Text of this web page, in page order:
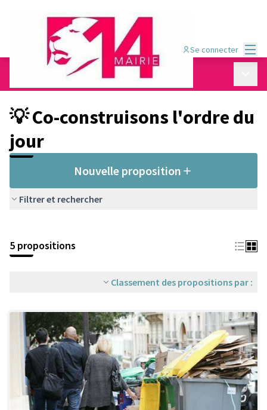
Se connecter
Conseil de quartier Montsouris - Dareau
💡 Co-construisons l&#39;ordre du jour
💡 Co-construisons l'ordre du
jour
Nouvelle proposition
Filtrer et rechercher
5 propositions
Classement des propositions par :